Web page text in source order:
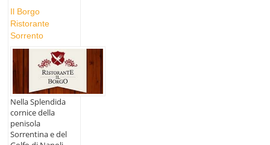
Il Borgo
Ristorante
Sorrento
Nella Splendida
cornice della
penisola
Sorrentina e del